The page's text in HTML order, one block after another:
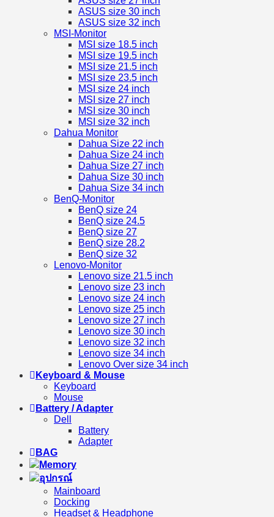
ASUS size 30 inch
ASUS size 32 inch
MSI-Monitor
MSI size 18.5 inch
MSI size 19.5 inch
MSI size 21.5 inch
MSI size 23.5 inch
MSI size 24 inch
MSI size 27 inch
MSI size 30 inch
MSI size 32 inch
Dahua Monitor
Dahua Size 22 inch
Dahua Size 24 inch
Dahua Size 27 inch
Dahua Size 30 inch
Dahua Size 34 inch
BenQ-Monitor
BenQ size 24
BenQ size 24.5
BenQ size 27
BenQ size 28.2
BenQ size 32
Lenovo-Monitor
Lenovo size 21.5 inch
Lenovo size 23 inch
Lenovo size 24 inch
Lenovo size 25 inch
Lenovo size 27 inch
Lenovo size 30 inch
Lenovo size 32 inch
Lenovo size 34 inch
Lenovo Over size 34 inch
Keyboard & Mouse
Keyboard
Mouse
Battery / Adapter
Dell
Battery
Adapter
BAG
Memory
อุปกรณ์
Mainboard
Docking
Headset & Headphone